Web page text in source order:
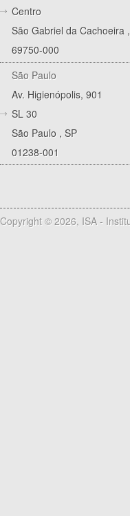
Centro
São Gabriel da Cachoeira ,
69750-000
São Paulo
Av. Higienópolis, 901
SL 30
São Paulo , SP
01238-001
Copyright © 2026, ISA -